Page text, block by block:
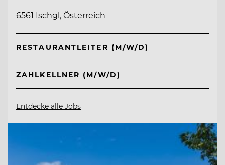
6561 Ischgl, Österreich
RESTAURANTLEITER (M/W/D)
ZAHLKELLNER (M/W/D)
Entdecke alle Jobs